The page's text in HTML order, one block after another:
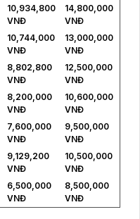
10,934,800
VNĐ
14,800,000
VNĐ
10,744,000
VNĐ
13,000,000
VNĐ
8,802,800
VNĐ
12,500,000
VNĐ
8,200,000
VNĐ
10,600,000
VNĐ
7,600,000
VNĐ
9,500,000
VNĐ
9,129,200
VNĐ
10,500,000
VNĐ
6,500,000
VNĐ
8,500,000
VNĐ